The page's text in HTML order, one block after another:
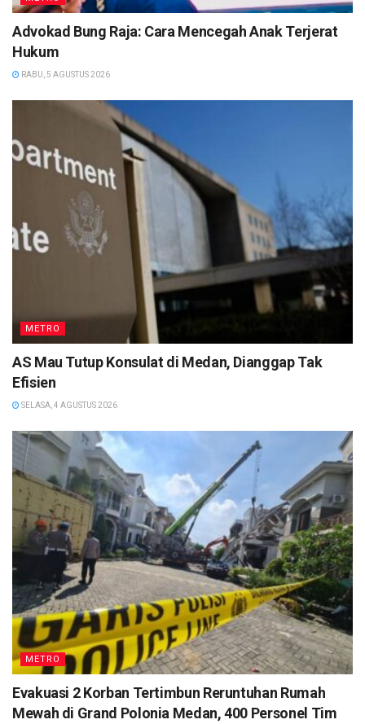
Advokad Bung Raja: Cara Mencegah Anak Terjerat
Hukum
RABU, 5 AGUSTUS 2026
METRO
AS Mau Tutup Konsulat di Medan, Dianggap Tak
Efisien
SELASA, 4 AGUSTUS 2026
METRO
Evakuasi 2 Korban Tertimbun Reruntuhan Rumah
Mewah di Grand Polonia Medan, 400 Personel Tim